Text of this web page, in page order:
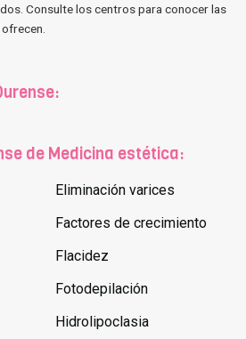
Consulte los centros para conocer las
de Medicina estética:
Eliminación varices
Factores de crecimiento
Flacidez
Fotodepilación
Hidrolipoclasia